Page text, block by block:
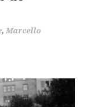
, Marcello